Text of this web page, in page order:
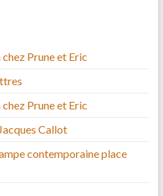
chez Prune et Eric
chez Prune et Eric
Callot
contemporaine place